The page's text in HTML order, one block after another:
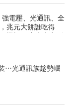
電壓、光通訊、全
兆元大餅誰吃得
櫃56家台廠出列
…光通訊族趁勢崛